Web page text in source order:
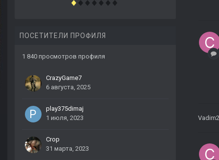
ПОСЕТИТЕЛИ ПРОФИЛЯ
1 840 просмотров профиля
CrazyGame7
6 августа, 2025
play375dimaj
1 июля, 2023
Crop
31 марта, 2023